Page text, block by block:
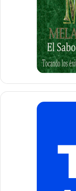
Una muestra de
Ciudad, se